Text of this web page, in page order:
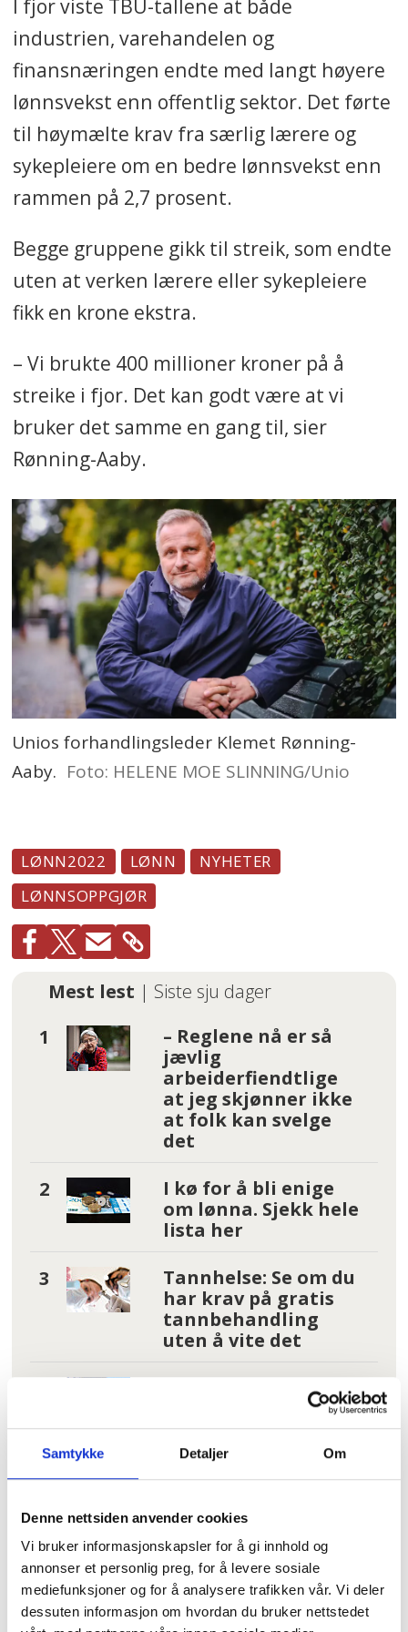
Samtykke Detaljer Om
Denne nettsiden anvender cookies
Vi bruker informasjonskapsler for å gi innhold og
annonser et personlig preg, for å levere sosiale
mediefunksjoner og for å analysere trafikken vår. Vi deler
dessuten informasjon om hvordan du bruker nettstedet
I fjor viste TBU-tallene at både
industrien, varehandelen og
finansnæringen endte med langt høyere
lønnsvekst enn offentlig sektor. Det førte
til høymælte krav fra særlig lærere og
sykepleiere om en bedre lønnsvekst enn
rammen på 2,7 prosent.
Begge gruppene gikk til streik, som endte
uten at verken lærere eller sykepleiere
fikk en krone ekstra.
– Vi brukte 400 millioner kroner på å
streike i fjor. Det kan godt være at vi
bruker det samme en gang til, sier
Rønning-Aaby.
Unios forhandlingsleder Klemet Rønning-
Aaby. Foto: HELENE MOE SLINNING/Unio
LØNN2022 LØNN
NYHETER
LØNNSOPPGJØR
Mest lest | Siste sju dager
– Reglene nå er så
jævlig
arbeiderfiendtlige
at jeg skjønner ikke
at folk kan svelge
det
I kø for å bli enige
om lønna. Sjekk hele
lista her
Tannhelse: Se om du
har krav på gratis
tannbehandling
uten å vite det
Uranienborghjemmet:
– De tar svaret for god
Fruktsukker utpekt
som driver for kreft
Les flere nyheter: